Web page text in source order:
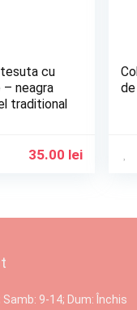
cu
– neagra
traditional
35.00 lei
Samb: 9-14; Dum: Închis